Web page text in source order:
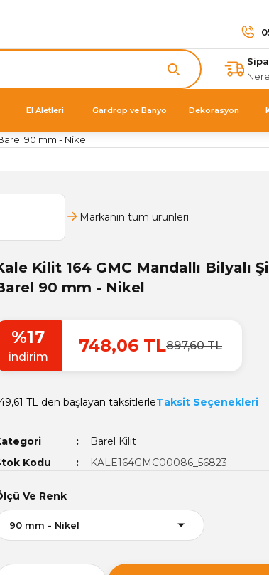
El Aletleri Gardrop ve Banyo Dekorasyon
90 mm - Nikel
Markanın tüm ürünleri
Kilit 164 GMC Mandallı Bilyalı
90 mm - Nikel
%17
indirim
748,06 TL897,60 TL
TL den başlayan taksitlerleTaksit Seçenekleri
Barel Kilit
Kodu
KALE164GMC00086_56823
Ve Renk